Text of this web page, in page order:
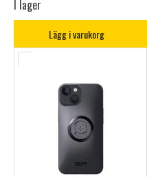
I lager
Lägg i varukorg